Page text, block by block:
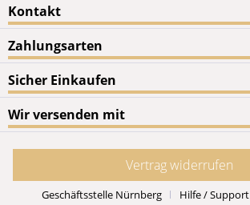
Kontakt
Zahlungsarten
Sicher Einkaufen
Wir versenden mit
Vertrag widerrufen
Geschäftsstelle Nürnberg Hilfe / Support